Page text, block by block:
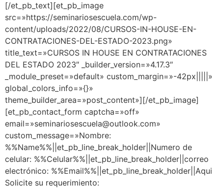
[/et_pb_text][et_pb_image
src=»https://seminariosescuela.com/wp-
content/uploads/2022/08/CURSOS-IN-HOUSE-EN-
CONTRATACIONES-DEL-ESTADO-2023.png»
title_text=»CURSOS IN HOUSE EN CONTRATACIONES
DEL ESTADO 2023″ _builder_version=»4.17.3″
_module_preset=»default» custom_margin=»-42px|||||»
global_colors_info=»{}»
theme_builder_area=»post_content»][/et_pb_image]
[et_pb_contact_form captcha=»off»
email=»seminariosescuela@outlook.com»
custom_message=»Nombre:
%%Name%%||et_pb_line_break_holder||Numero de
celular: %%Celular%%||et_pb_line_break_holder||correo
electrónico: %%Email%%||et_pb_line_break_holder||Aqui
Solicite su requerimiento: